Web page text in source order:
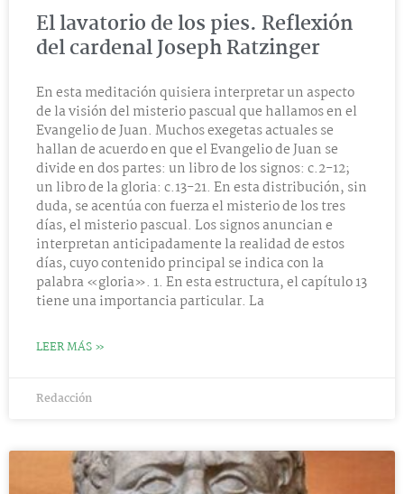
El lavatorio de los pies. Reflexión
del cardenal Joseph Ratzinger
En esta meditación quisiera interpretar un aspecto
de la visión del misterio pascual que hallamos en el
Evangelio de Juan. Muchos exegetas actuales se
hallan de acuerdo en que el Evangelio de Juan se
divide en dos partes: un libro de los signos: c.2-12;
un libro de la gloria: c.13-21. En esta distribución, sin
duda, se acentúa con fuerza el misterio de los tres
días, el misterio pascual. Los signos anuncian e
interpretan anticipadamente la realidad de estos
días, cuyo contenido principal se indica con la
palabra «gloria». 1. En esta estructura, el capítulo 13
tiene una importancia particular. La
LEER MÁS »
Redacción